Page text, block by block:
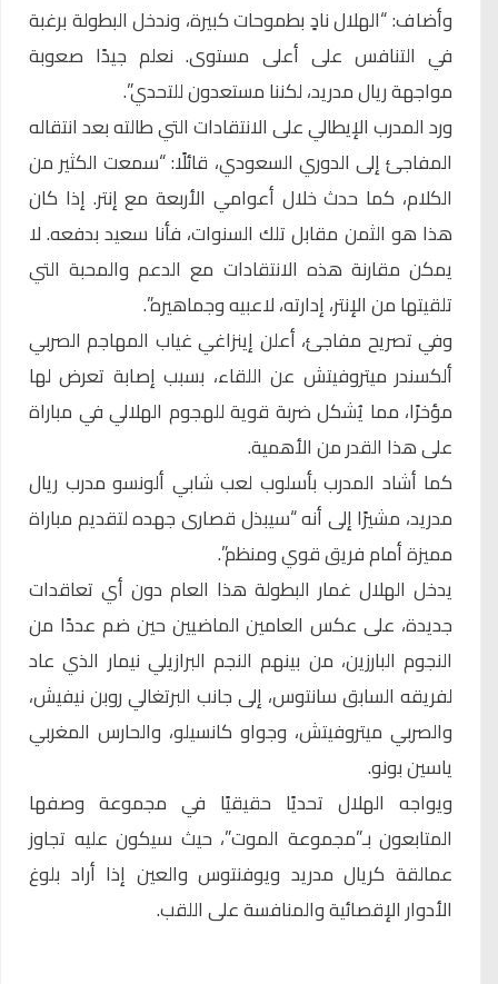
وأضاف: “الهلال نادٍ بطموحات كبيرة، وندخل البطولة برغبة
في التنافس على أعلى مستوى. نعلم جيدًا صعوبة
مواجهة ريال مدريد، لكننا مستعدون للتحدي”.
ورد المدرب الإيطالي على الانتقادات التي طالته بعد انتقاله
المفاجئ إلى الدوري السعودي، قائلًا: “سمعت الكثير من
الكلام، كما حدث خلال أعوامي الأربعة مع إنتر. إذا كان
هذا هو الثمن مقابل تلك السنوات، فأنا سعيد بدفعه. لا
يمكن مقارنة هذه الانتقادات مع الدعم والمحبة التي
تلقيتها من الإنتر، إدارته، لاعبيه وجماهيره”.
وفي تصريح مفاجئ، أعلن إينزاغي غياب المهاجم الصربي
ألكسندر ميتروفيتش عن اللقاء، بسبب إصابة تعرض لها
مؤخرًا، مما يُشكل ضربة قوية للهجوم الهلالي في مباراة
على هذا القدر من الأهمية.
كما أشاد المدرب بأسلوب لعب شابي ألونسو مدرب ريال
مدريد، مشيرًا إلى أنه “سيبذل قصارى جهده لتقديم مباراة
مميزة أمام فريق قوي ومنظم”.
يدخل الهلال غمار البطولة هذا العام دون أي تعاقدات
جديدة، على عكس العامين الماضيين حين ضم عددًا من
النجوم البارزين، من بينهم النجم البرازيلي نيمار الذي عاد
لفريقه السابق سانتوس، إلى جانب البرتغالي روبن نيفيش،
والصربي ميتروفيتش، وجواو كانسيلو، والحارس المغربي
ياسين بونو.
ويواجه الهلال تحديًا حقيقيًا في مجموعة وصفها
المتابعون بـ”مجموعة الموت”، حيث سيكون عليه تجاوز
عمالقة كريال مدريد ويوفنتوس والعين إذا أراد بلوغ
الأدوار الإقصائية والمنافسة على اللقب.